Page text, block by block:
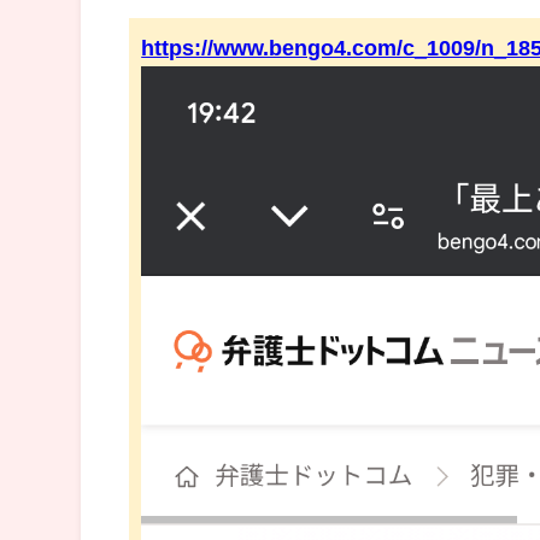
https://www.bengo4.com/c_1009/